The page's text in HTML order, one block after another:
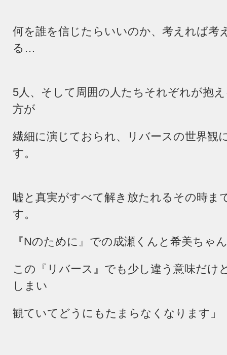
何を誰を信じたらいいのか、考えれば考
る…
5人、そして周囲の人たちそれぞれが抱
方が
繊細に演じておられ、
リバースの世界観
す。
嘘と真実がすべて解き放たれるその時ま
す。
『Nのために』での成瀬くんと希美ちゃ
この『リバース』でも少し違う意味だけ
しまい
観ていてどうにもたまらなくなります」